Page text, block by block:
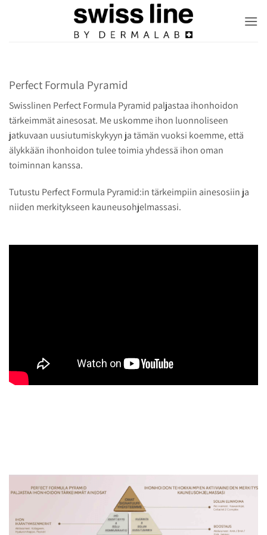
Perfect Formula Pyramid
Swisslinen Perfect Formula Pyramid paljastaa ihonhoidon
tärkeimmät ainesosat. Me uskomme ihon luonnoliseen
jatkuvaan uusiutumiskykyyn ja tämän vuoksi koemme, että
älykkään ihonhoidon tulee toimia yhdessä ihon oman
toiminnan kanssa.
Tutustu Perfect Formula Pyramid:in tärkeimpiin ainesosiin ja
niiden merkitykseen kauneusohjelmassasi.